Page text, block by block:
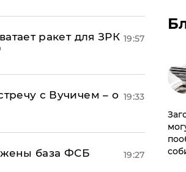
ракет для ЗРК 19:57
с Вучичем – о 19:33
база ФСБ
19:27